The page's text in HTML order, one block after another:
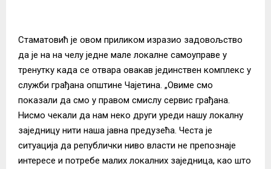
Стаматовић је овом приликом изразио задовољство
да је на на челу једне мале локалне самоуправе у
тренутку када се отвара овакав јединствен комплекс у
служби грађана општине Чајетина. „Овиме смо
показали да смо у правом смислу сервис грађана.
Нисмо чекали да нам неко други уреди нашу локалну
заједницу нити наша јавна предузећа. Честа је
ситуација да републички ниво власти не препознаје
интересе и потребе малих локалних заједница, као што